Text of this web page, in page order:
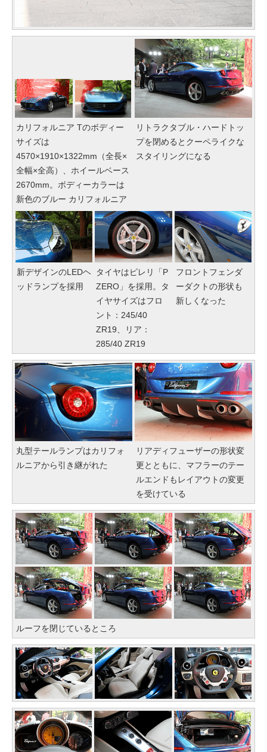
カリフォルニア Tのボディー
サイズは
4570×1910×1322mm（全長×
全幅×全高）、ホイールベース
2670mm。ボディーカラーは
新色のブルー カリフォルニア
リトラクタブル・ハードトッ
プを閉めるとクーペライクな
スタイリングになる
新デザインのLEDヘ
ッドランプを採用
タイヤはピレリ「P
ZERO」を採用。タ
イヤサイズはフロ
ント：245/40
ZR19、リア：
285/40 ZR19
フロントフェンダ
ーダクトの形状も
新しくなった
丸型テールランプはカリフォ
ルニアから引き継がれた
リアディフューザーの形状変
更とともに、マフラーのテー
ルエンドもレイアウトの変更
を受けている
ルーフを閉じているところ